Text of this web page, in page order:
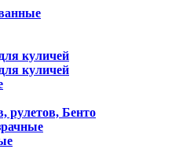
куличей
куличей
рулетов, Бенто